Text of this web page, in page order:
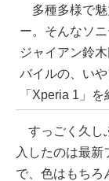
多種多様で魅
ー。そんなソ
ジャイアン鈴
バイルの、い
「Xperia 1」を
すっごく久し
入したのは最新
で、色はもちろ